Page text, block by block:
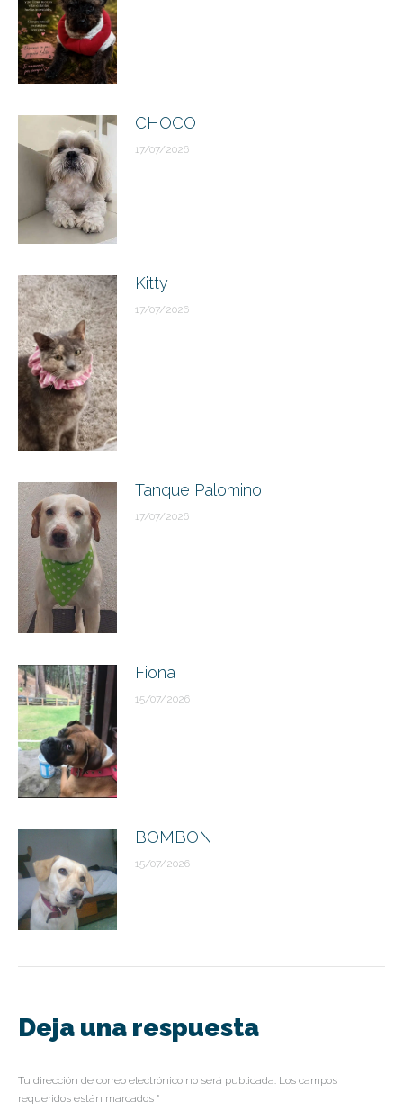
CHOCO
17/07/2026
Kitty
17/07/2026
Tanque Palomino
17/07/2026
Fiona
15/07/2026
BOMBON
15/07/2026
Deja una respuesta
Tu dirección de correo electrónico no será publicada. Los campos
requeridos están marcados *